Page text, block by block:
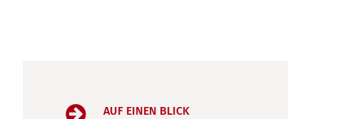
AUF EINEN BLICK